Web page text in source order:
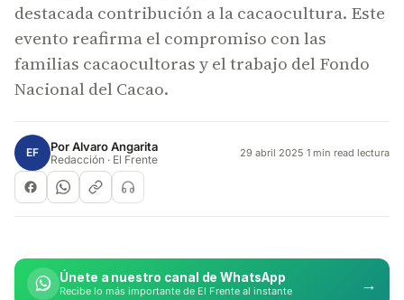
destacada contribución a la cacaocultura. Este
evento reafirma el compromiso con las
familias cacaocultoras y el trabajo del Fondo
Nacional del Cacao.
EF PorAlvaro Angarita
Redacción · El Frente 29 abril 2025·1 min read lectura
Únete a nuestro canal de WhatsApp
Recibe lo más importante de El Frente al instante →